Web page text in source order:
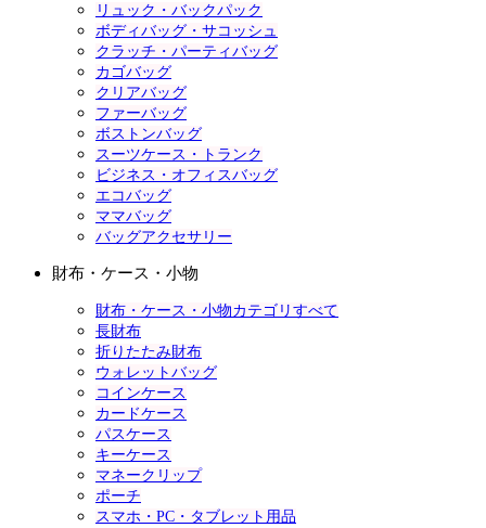
リュック・バックパック
ボディバッグ・サコッシュ
クラッチ・パーティバッグ
カゴバッグ
クリアバッグ
ファーバッグ
ボストンバッグ
スーツケース・トランク
ビジネス・オフィスバッグ
エコバッグ
ママバッグ
バッグアクセサリー
財布・ケース・小物
財布・ケース・小物カテゴリすべて
長財布
折りたたみ財布
ウォレットバッグ
コインケース
カードケース
パスケース
キーケース
マネークリップ
ポーチ
スマホ・PC・タブレット用品